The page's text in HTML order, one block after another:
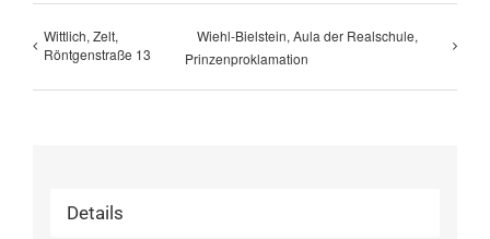
Wittlich, Zelt,
Röntgenstraße 13
Wiehl-Bielstein, Aula der Realschule,
Prinzenproklamation
Details